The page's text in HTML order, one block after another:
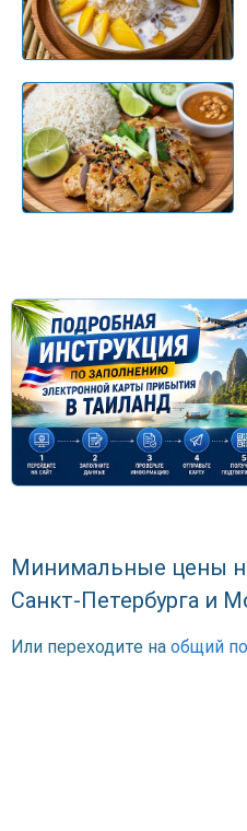
Минимальные цены
Санкт-Петербурга и
Или переходите на общий